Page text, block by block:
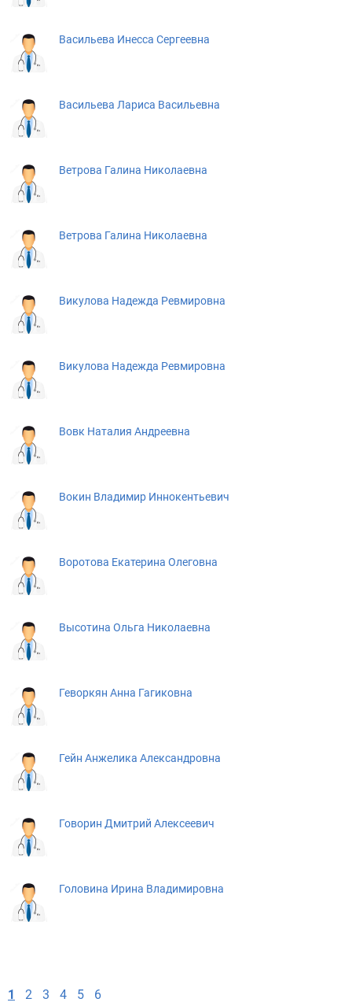
Васильева Инесса Сергеевна
Васильева Лариса Васильевна
Ветрова Галина Николаевна
Ветрова Галина Николаевна
Викулова Надежда Ревмировна
Викулова Надежда Ревмировна
Вовк Наталия Андреевна
Вокин Владимир Иннокентьевич
Воротова Екатерина Олеговна
Высотина Ольга Николаевна
Геворкян Анна Гагиковна
Гейн Анжелика Александровна
Говорин Дмитрий Алексеевич
Головина Ирина Владимировна
1 2 3 4 5 6